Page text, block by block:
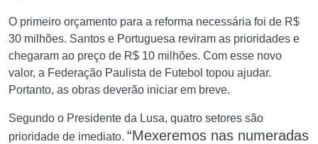
O primeiro orçamento para a reforma necessária foi de R$
30 milhões. Santos e Portuguesa reviram as prioridades e
chegaram ao preço de R$ 10 milhões. Com esse novo
valor, a Federação Paulista de Futebol topou ajudar.
Portanto, as obras deverão iniciar em breve.
Segundo o Presidente da Lusa, quatro setores são
prioridade de imediato. “Mexeremos nas numeradas